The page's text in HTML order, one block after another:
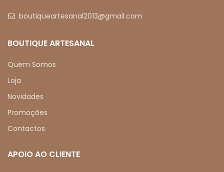
boutiqueartesanal2013@gmail.com
BOUTIQUE ARTESANAL
Quem Somos
Loja
Novidades
Promoções
Contactos
APOIO AO CLIENTE